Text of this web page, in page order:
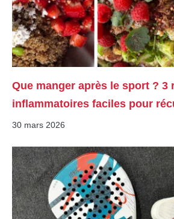
Que manger après le sport ? 3
inflammatoires faciles pour
30 mars 2026